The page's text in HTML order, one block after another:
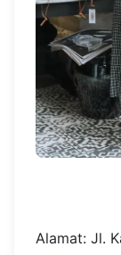
Alamat: Jl.